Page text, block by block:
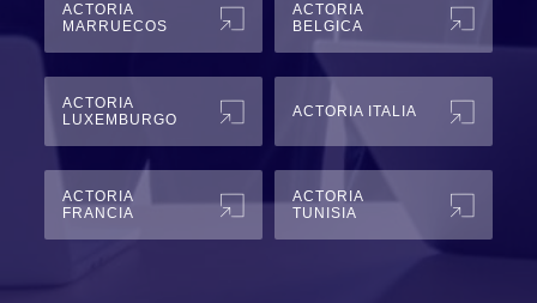
ACTORIA
MARRUECOS
ACTORIA
BELGICA
ACTORIA
LUXEMBURGO
ACTORIA ITALIA
ACTORIA
FRANCIA
ACTORIA
TUNISIA